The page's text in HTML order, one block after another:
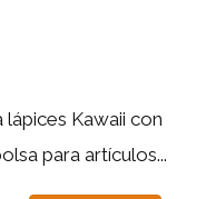
lápices Kawaii con
para artículos...